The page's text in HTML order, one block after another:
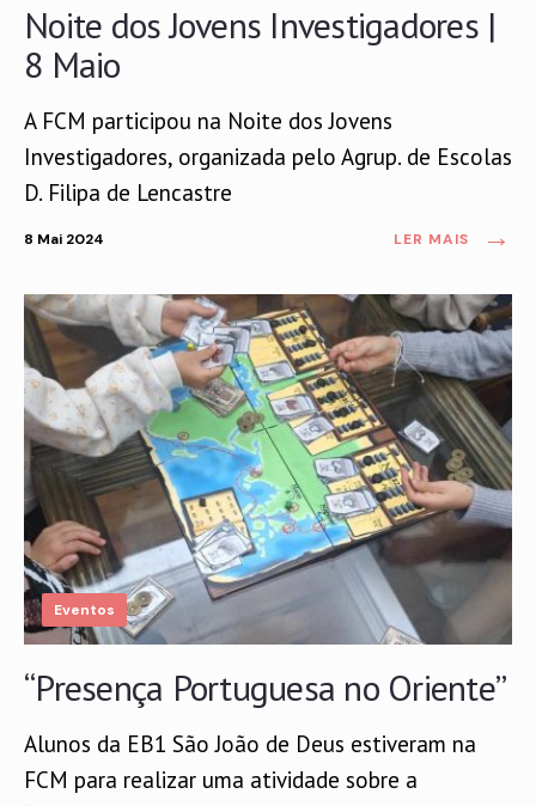
Noite dos Jovens Investigadores |
8 Maio
A FCM participou na Noite dos Jovens
Investigadores, organizada pelo Agrup. de Escolas
D. Filipa de Lencastre
8 Mai 2024 LER MAIS →
Eventos
“Presença Portuguesa no Oriente”
Alunos da EB1 São João de Deus estiveram na
FCM para realizar uma atividade sobre a